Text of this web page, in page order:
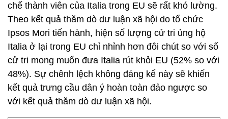
chế thành viên của Italia trong EU sẽ rất khó lường.
Theo kết quả thăm dò dư luận xã hội do tổ chức
Ipsos Mori tiến hành, hiện số lượng cử tri ủng hộ
Italia ở lại trong EU chỉ nhỉnh hơn đôi chút so với số
cử tri mong muốn đưa Italia rút khỏi EU (52% so với
48%). Sự chênh lệch không đáng kể này sẽ khiến
kết quả trưng cầu dân ý hoàn toàn đảo ngược so
với kết quả thăm dò dư luận xã hội.